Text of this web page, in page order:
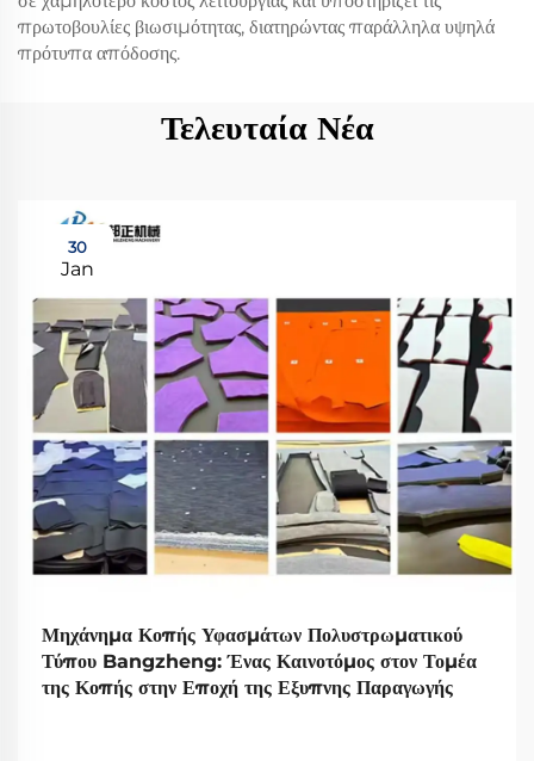
πρωτοβουλίες βιωσιμότητας, διατηρώντας παράλληλα υψηλά
πρότυπα απόδοσης.
Τελευταία Νέα
30
Jan
Μηχάνημα Κοπής Υφασμάτων Πολυστρωματικού
Τύπου Bangzheng: Ένας Καινοτόμος στον Τομέα
της Κοπής στην Εποχή της Εξυπνης Παραγωγής